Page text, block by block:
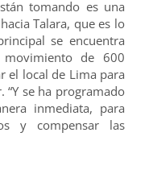
tomando es una
Talara, que es lo
se encuentra
de 600
el local de Lima para
“Y se ha programado
inmediata, para
y compensar las